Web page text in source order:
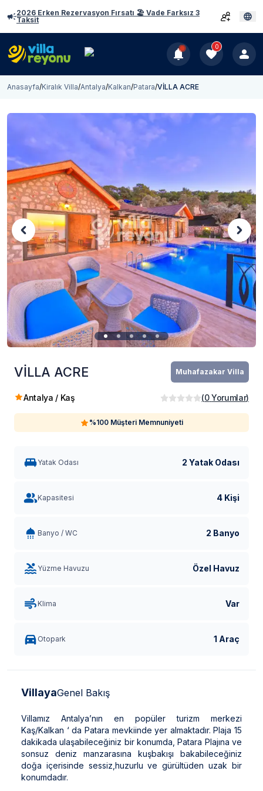
2026 Erken Rezervasyon Fırsatı 🏖️ Vade Farksız 3
Taksit
0
Anasayfa/Kiralık Villa/Antalya/Kalkan/Patara/VİLLA ACRE
VİLLA ACRE Muhafazakar Villa
Antalya / Kaş (0 Yorumlar)
%100 Müşteri Memnuniyeti
Yatak Odası 2 Yatak Odası
Kapasitesi 4 Kişi
Banyo / WC 2 Banyo
Yüzme Havuzu Özel Havuz
Klima Var
Otopark 1 Araç
VillayaGenel Bakış
Villamız Antalya’nın en popüler turizm merkezi
Kaş/Kalkan ‘ da Patara mevkiinde yer almaktadır. Plaja 15
dakikada ulaşabileceğiniz bir konumda, Patara Plajına ve
sonsuz deniz manzarasına kuşbakışı bakabileceğiniz
doğa içerisinde sessiz,huzurlu ve gürültüden uzak bir
konumdadır.